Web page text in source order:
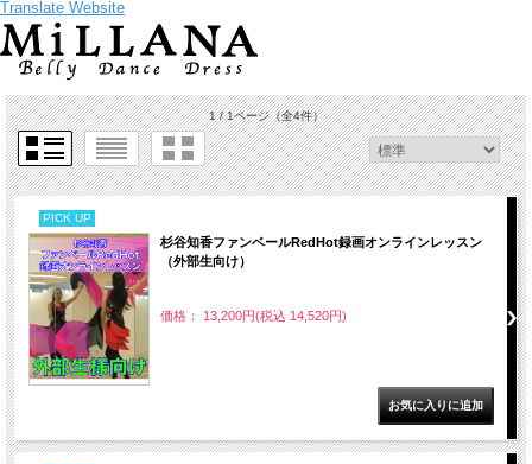
Translate Website
1 / 1ページ（全4件）
PICK UP
杉谷知香ファンベールRedHot録画オンラインレッスン
（外部生向け）
価格： 13,200円(税込 14,520円)